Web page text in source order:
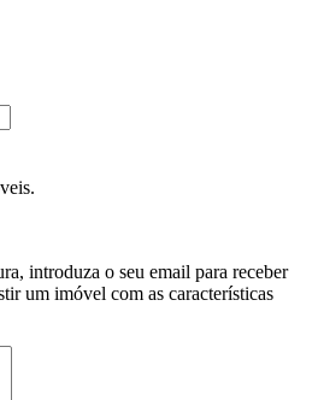
introduza o seu email para receber
um imóvel com as características